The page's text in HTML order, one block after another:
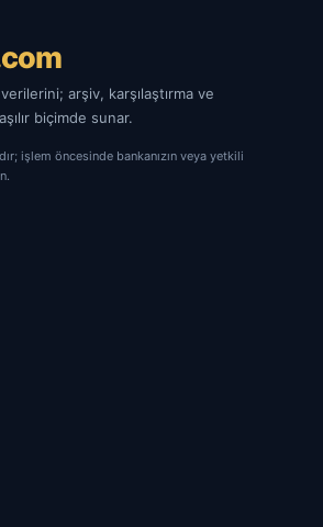
arşiv, karşılaştırma ve
biçimde sunar.
işlem öncesinde bankanızın veya yetkili